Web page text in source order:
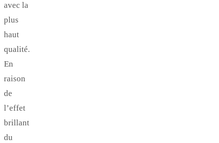
avec la
plus
haut
qualité.
En
raison
de
l’effet
brillant
du